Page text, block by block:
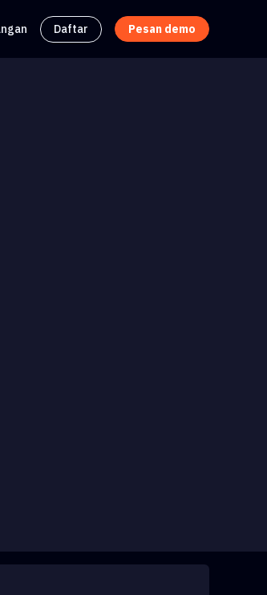
Daftar Pesan demo